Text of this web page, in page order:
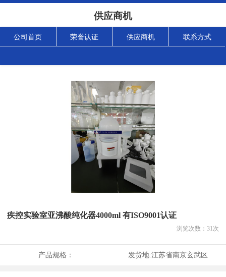
供应商机
公司首页 荣誉认证 供应商机 联系方式
疾控实验室亚沸酸纯化器4000ml 有ISO9001认证
浏览次数： 31次
产品规格： 发货地:江苏省南京玄武区